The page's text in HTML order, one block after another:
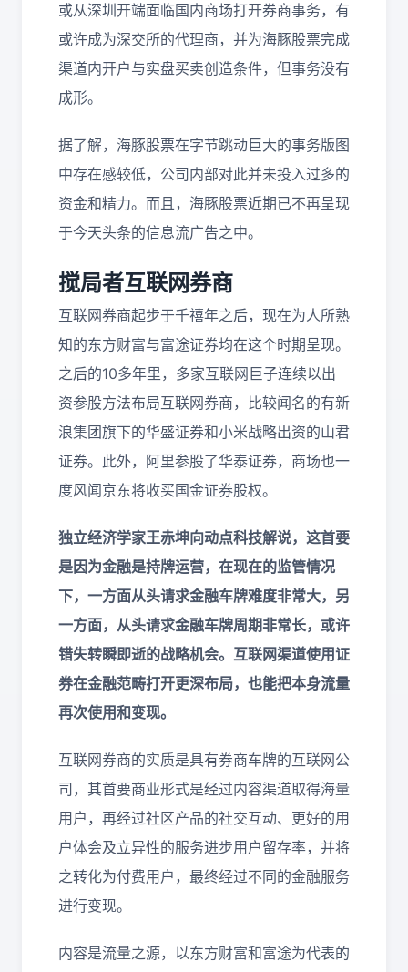
或从深圳开端面临国内商场打开券商事务，有
或许成为深交所的代理商，并为海豚股票完成
渠道内开户与实盘买卖创造条件，但事务没有
成形。
据了解，海豚股票在字节跳动巨大的事务版图
中存在感较低，公司内部对此并未投入过多的
资金和精力。而且，海豚股票近期已不再呈现
于今天头条的信息流广告之中。
搅局者互联网券商
互联网券商起步于千禧年之后，现在为人所熟
知的东方财富与富途证券均在这个时期呈现。
之后的10多年里，多家互联网巨子连续以出
资参股方法布局互联网券商，比较闻名的有新
浪集团旗下的华盛证券和小米战略出资的山君
证券。此外，阿里参股了华泰证券，商场也一
度风闻京东将收买国金证券股权。
独立经济学家王赤坤向动点科技解说，这首要
是因为金融是持牌运营，在现在的监管情况
下，一方面从头请求金融车牌难度非常大，另
一方面，从头请求金融车牌周期非常长，或许
错失转瞬即逝的战略机会。互联网渠道使用证
券在金融范畴打开更深布局，也能把本身流量
再次使用和变现。
互联网券商的实质是具有券商车牌的互联网公
司，其首要商业形式是经过内容渠道取得海量
用户，再经过社区产品的社交互动、更好的用
户体会及立异性的服务进步用户留存率，并将
之转化为付费用户，最终经过不同的金融服务
进行变现。
内容是流量之源，以东方财富和富途为代表的